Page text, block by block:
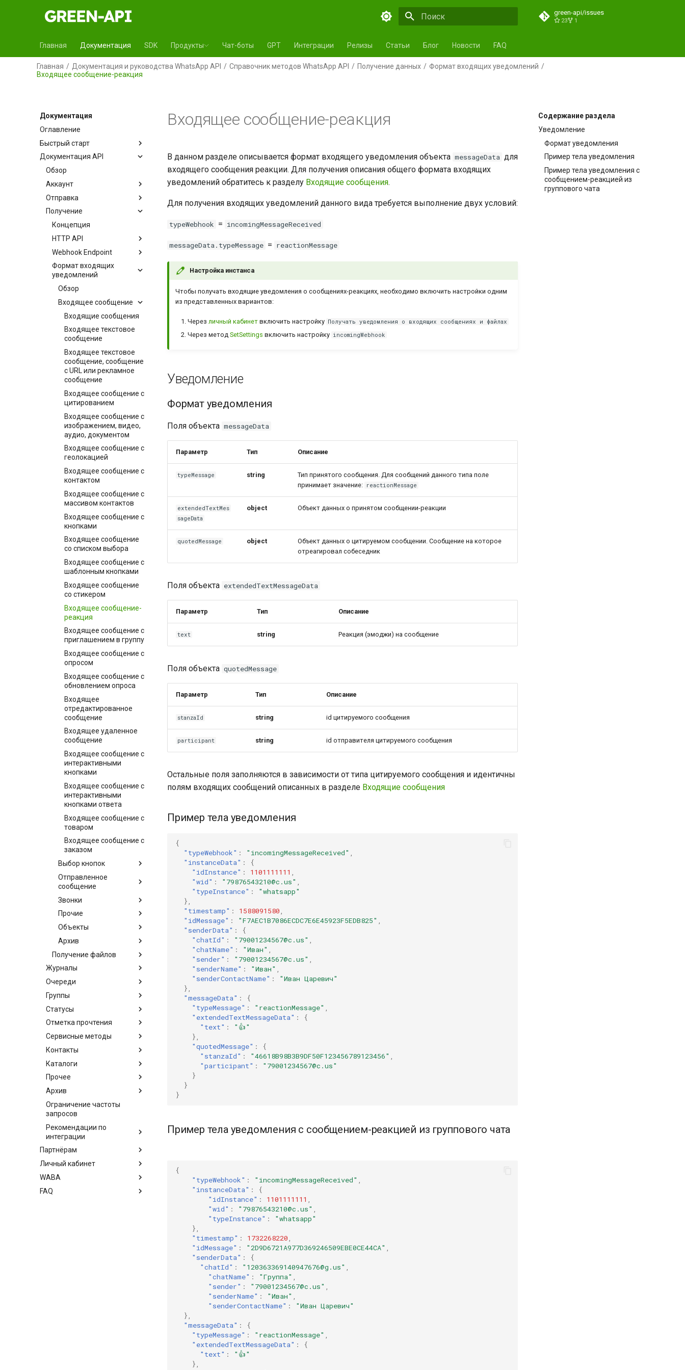
green-api/issues
23 1
Главная Документация SDK Продукты Чат-боты GPT Интеграции Релизы Статьи Блог Новости FAQ
Главная Документация и руководства WhatsApp API Справочник методов WhatsApp API Получение данных
Формат входящих уведомлений
Входящее сообщение-реакция
Документация
Оглавление
Быстрый старт
Документация API
Обзор
Аккаунт
Отправка
Получение
Концепция
HTTP API
Webhook Endpoint
Формат входящих
уведомлений
Обзор
Входящее сообщение
Входящие сообщения
Входящее текстовое
сообщение
Входящее текстовое
сообщение, сообщение
с URL или рекламное
сообщение
Входящее сообщение с
цитированием
Входящее сообщение с
изображением, видео,
аудио, документом
Входящее сообщение с
геолокацией
Входящее сообщение с
контактом
Входящее сообщение с
массивом контактов
Входящее сообщение с
кнопками
Входящее сообщение
со списком выбора
Входящее сообщение с
шаблонным кнопками
Входящее сообщение
со стикером
Входящее сообщение-
реакция
Входящее сообщение с
приглашением в группу
Входящее сообщение с
опросом
Входящее сообщение с
обновлением опроса
Входящее
отредактированное
сообщение
Входящее удаленное
сообщение
Входящее сообщение с
интерактивными
кнопками
Входящее сообщение с
интерактивными
кнопками ответа
Входящее сообщение с
товаром
Входящее сообщение с
заказом
Выбор кнопок
Отправленное
сообщение
Звонки
Прочие
Объекты
Архив
Получение файлов
Журналы
Очереди
Группы
Статусы
Отметка прочтения
Сервисные методы
Контакты
Каталоги
Прочее
Архив
Ограничение частоты
запросов
Рекомендации по
интеграции
Партнёрам
Личный кабинет
WABA
FAQ
Содержание раздела
Уведомление
Формат уведомления
Пример тела уведомления
Пример тела уведомления с
сообщением-реакцией из
группового чата
Входящее сообщение-реакция
В данном разделе описывается формат входящего уведомления объекта messageData для
входящего сообщения реакции. Для получения описания общего формата входящих
уведомлений обратитесь к разделу Входящие сообщения.
Для получения входящих уведомлений данного вида требуется выполнение двух условий:
typeWebhook = incomingMessageReceived
messageData.typeMessage = reactionMessage
Настройка инстанса
Чтобы получать входящие уведомления о сообщениях-реакциях, необходимо включить настройки одним
из представленных вариантов:
Через личный кабинет включить настройку Получать уведомления о входящих сообщениях и файлах
Через метод SetSettings включить настройку incomingWebhook
Уведомление
Формат уведомления
Поля объекта messageData
Параметр Тип Описание
typeMessage string
Тип принятого сообщения. Для сообщений данного типа поле
принимает значение: reactionMessage
extendedTextMes
sageData
object Объект данных о принятом сообщении-реакции
quotedMessage object
Объект данных о цитируемом сообщении. Сообщение на которое
отреагировал собеседник
Поля объекта extendedTextMessageData
Параметр Тип Описание
text string Реакция (эмоджи) на сообщение
Поля объекта quotedMessage
Параметр Тип Описание
stanzaId string id цитируемого сообщения
participant string id отправителя цитируемого сообщения
Остальные поля заполняются в зависимости от типа цитируемого сообщения и идентичны
полям входящих сообщений описанных в разделе Входящие сообщения
Пример тела уведомления
{
"typeWebhook" : "incomingMessageReceived" ,
"instanceData" :
{
"idInstance" : 1101111111 ,
"wid" : "79876543210@c.us" ,
"typeInstance" :
"whatsapp"
},
"timestamp" : 1588091580,
"idMessage" : "F7AEC1B7086ECDC7E6E45923F5EDB825" ,
"senderData" :
{
"chatId" : "79001234567@c.us" ,
"chatName" : "Иван" ,
"sender" : "79001234567@c.us" ,
"senderName" : "Иван" ,
"senderContactName" :
"Иван Царевич"
},
"messageData" :
{
"typeMessage" : "reactionMessage" ,
"extendedTextMessageData" :
{
"text" :
"👍"
},
"quotedMessage" :
{
"stanzaId" : "46618B98B3B9DF50F123456789123456" ,
"participant" :
"79001234567@c.us"
}
}
}
Пример тела уведомления с сообщением-реакцией из группового чата
{
"typeWebhook" : "incomingMessageReceived" ,
"instanceData" :
{
"idInstance" : 1101111111 ,
"wid" : "79876543210@c.us" ,
"typeInstance" :
"whatsapp"
},
"timestamp" : 1732268220,
"idMessage" : "2D9D6721A977D369246509EBE0CE44CA" ,
"senderData" :
{
"chatId" : "120363369140947676@g.us" ,
"chatName" : "Группа" ,
"sender" : "79001234567@c.us" ,
"senderName" : "Иван" ,
"senderContactName" :
"Иван Царевич"
},
"messageData" :
{
"typeMessage" : "reactionMessage" ,
"extendedTextMessageData" :
{
"text" :
"👍"
},